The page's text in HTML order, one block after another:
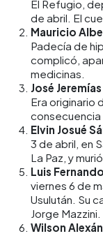
El Refugio,
de abril. El
Mauricio
Padecía de
complicó,
medicinas.
José
Era originario
consecuencia
Elvin Josué
3 de abril, en
La Paz, y
Luis
viernes 6 de
Usulután. Su
Jorge Mazzini.
Wilson